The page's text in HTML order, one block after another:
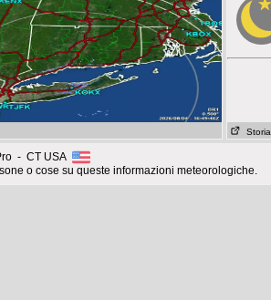
Storia
- CT USA
o cose su queste informazioni meteorologiche.